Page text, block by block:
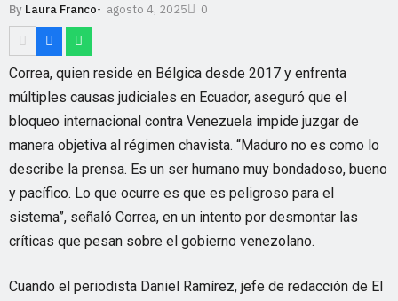
By Laura Franco- agosto 4, 2025 0
Correa, quien reside en Bélgica desde 2017 y enfrenta
múltiples causas judiciales en Ecuador, aseguró que el
bloqueo internacional contra Venezuela impide juzgar de
manera objetiva al régimen chavista. “Maduro no es como lo
describe la prensa. Es un ser humano muy bondadoso, bueno
y pacífico. Lo que ocurre es que es peligroso para el
sistema”, señaló Correa, en un intento por desmontar las
críticas que pesan sobre el gobierno venezolano.
Cuando el periodista Daniel Ramírez, jefe de redacción de El